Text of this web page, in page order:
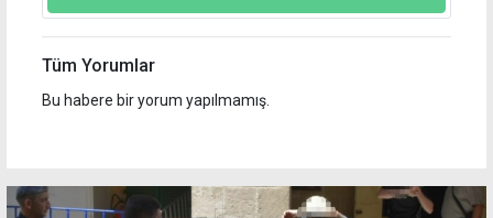
Tüm Yorumlar
Bu habere bir yorum yapılmamış.